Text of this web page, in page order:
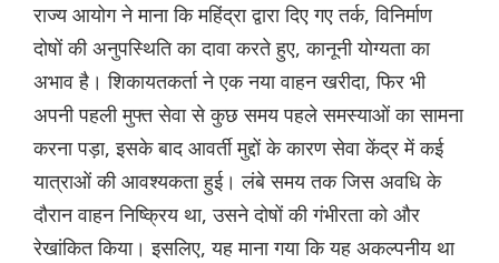
राज्य आयोग ने माना कि महिंद्रा द्वारा दिए गए तर्क, विनिर्माण
दोषों की अनुपस्थिति का दावा करते हुए, कानूनी योग्यता का
अभाव है। शिकायतकर्ता ने एक नया वाहन खरीदा, फिर भी
अपनी पहली मुफ्त सेवा से कुछ समय पहले समस्याओं का सामना
करना पड़ा, इसके बाद आवर्ती मुद्दों के कारण सेवा केंद्र में कई
यात्राओं की आवश्यकता हुई। लंबे समय तक जिस अवधि के
दौरान वाहन निष्क्रिय था, उसने दोषों की गंभीरता को और
रेखांकित किया। इसलिए, यह माना गया कि यह अकल्पनीय था